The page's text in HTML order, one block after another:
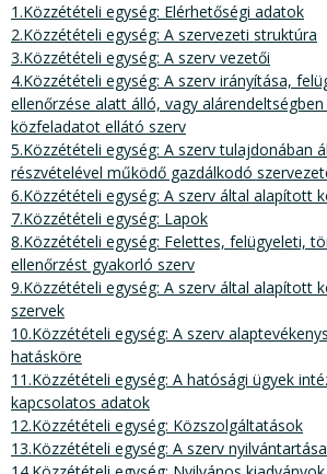
1.Közzétételi egység: Elérhetőségi adatok
2.Közzétételi egység: A szervezeti struktúra
3.Közzétételi egység: A szerv vezetői
4.Közzétételi egység: A szerv irányítása,
ellenőrzése alatt álló, vagy
közfeladatot ellátó szerv
5.Közzétételi egység: A szerv tulajdonában
részvételével működő gazdálkodó
6.Közzétételi egység: A szerv által alapított
7.Közzétételi egység: Lapok
8.Közzétételi egység: Felettes, felügyeleti,
ellenőrzést gyakorló szerv
9.Közzétételi egység: A szerv által alapított
szervek
10.Közzétételi egység: A szerv
hatásköre
11.Közzétételi egység: A hatósági ügyek
kapcsolatos adatok
12.Közzétételi egység: Közszolgáltatások
13.Közzétételi egység: A szerv